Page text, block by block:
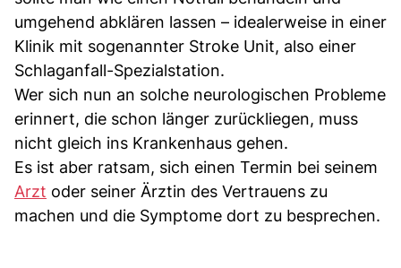
umgehend abklären lassen – idealerweise in einer
Klinik mit sogenannter Stroke Unit, also einer
Schlaganfall-Spezialstation.
Wer sich nun an solche neurologischen Probleme
erinnert, die schon länger zurückliegen, muss
nicht gleich ins Krankenhaus gehen.
Es ist aber ratsam, sich einen Termin bei seinem
Arzt oder seiner Ärztin des Vertrauens zu
machen und die Symptome dort zu besprechen.